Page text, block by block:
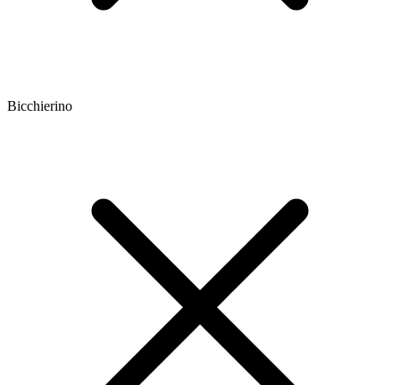
Bicchierino